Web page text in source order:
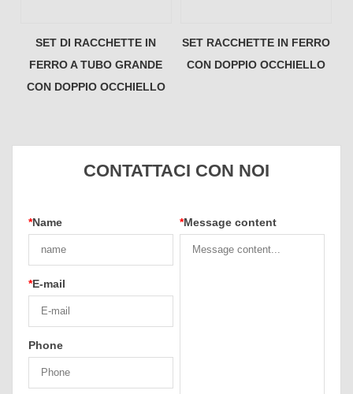
SET DI RACCHETTE IN
FERRO A TUBO GRANDE
CON DOPPIO OCCHIELLO
SET RACCHETTE IN FERRO
CON DOPPIO OCCHIELLO
CONTATTACI CON NOI
*Name
*E-mail
Phone
*Message content